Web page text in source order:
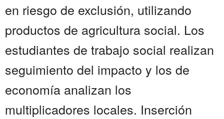
en riesgo de exclusión, utilizando
productos de agricultura social. Los
estudiantes de trabajo social realizan
seguimiento del impacto y los de
economía analizan los
multiplicadores locales. Inserción